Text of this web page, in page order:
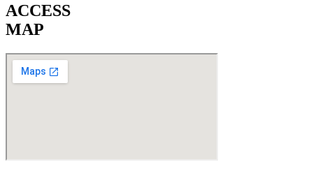
ACCESS
MAP